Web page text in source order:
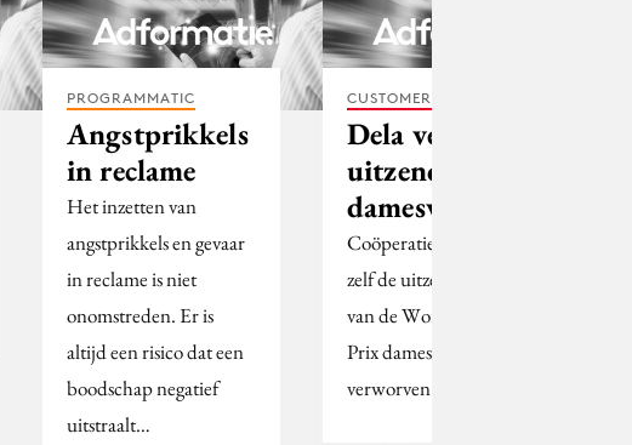
PROGRAMMATIC
Angstprikkels
in reclame
Het inzetten van
angstprikkels en gevaar
in reclame is niet
onomstreden. Er is
altijd een risico dat een
boodschap negatief
uitstraalt…
CUSTOMER EXPERIENCE
Dela verwerft
uitzendrechten
damesvolleybal
Coöperatie Dela heeft
zelf de uitzendrechten
van de World Grand
Prix damesvolleybal
verworven.